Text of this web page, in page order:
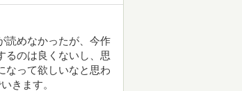
読めなかったが、今作
るのは良くないし、思
なって欲しいなと思わ
きます。